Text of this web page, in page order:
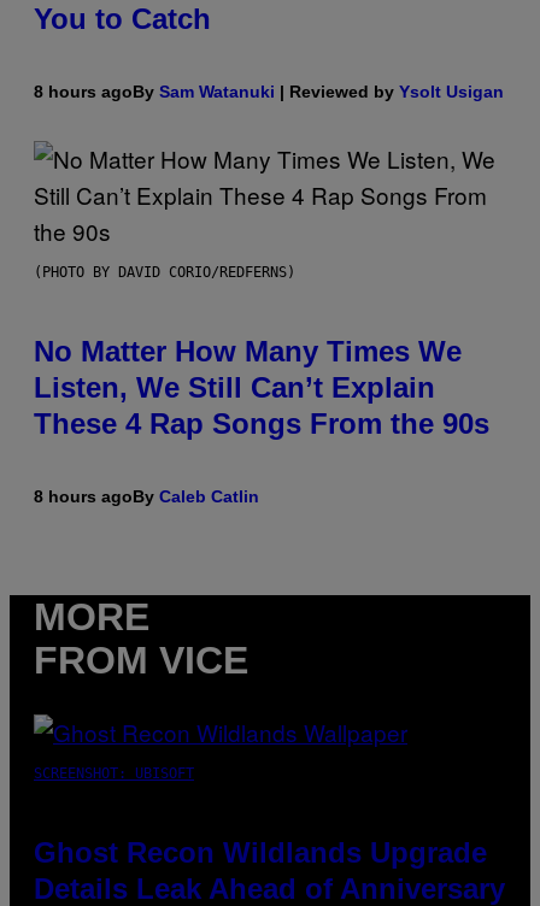
You to Catch
8 hours agoBy Sam Watanuki | Reviewed by Ysolt Usigan
(PHOTO BY DAVID CORIO/REDFERNS)
No Matter How Many Times We
Listen, We Still Can’t Explain
These 4 Rap Songs From the 90s
8 hours agoBy Caleb Catlin
MORE
FROM VICE
SCREENSHOT: UBISOFT
Ghost Recon Wildlands Upgrade
Details Leak Ahead of Anniversary